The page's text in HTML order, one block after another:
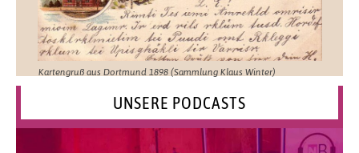
Kartengruß aus Dortmund 1898 (Sammlung Klaus Winter)
UNSERE PODCASTS